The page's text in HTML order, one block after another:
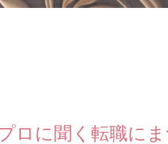
ロに聞く転職に